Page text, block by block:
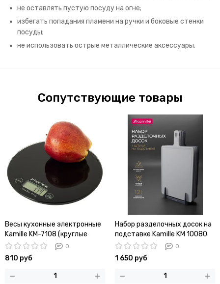
не оставлять пустую посуду на огне;
избегать попадания пламени на ручки и боковые стенки
посуды;
не использовать острые металлические аксессуары.
Сопутствующие товары
Весы кухонные электронные
Kamille KM-7108 (круглые
18,5х18,5х2 см) стеклянные
0
810 руб
Набор разделочных досок на
подставке Kamille KM 10080
0
1 650 руб